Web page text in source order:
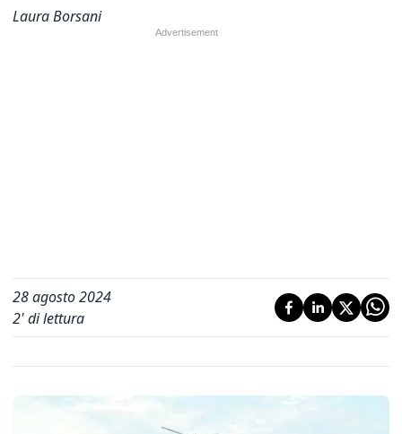
Laura Borsani
28 agosto 2024
2' di lettura